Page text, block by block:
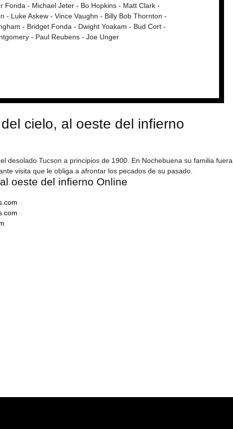
Fonda - Michael Jeter - Bo Hopkins - Matt Clark -
- Luke Askew - Vince Vaughn - Billy Bob Thornton -
- Bridget Fonda - Dwight Yoakam - Bud Cort -
- Paul Reubens - Joe Unger
cielo, al oeste del infierno
desolado Tucson a principios de 1900. En Nochebuena su familia fuera
visita que le obliga a afrontar los pecados de su pasado.
oeste del infierno Online